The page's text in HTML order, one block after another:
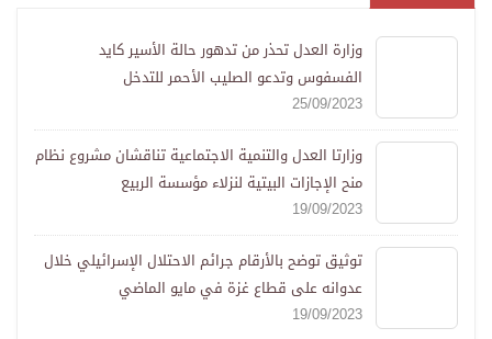
وزارة العدل تحذر من تدهور حالة الأسير كايد
الفسفوس وتدعو الصليب الأحمر للتدخل
25/09/2023
وزارتا العدل والتنمية الاجتماعية تناقشان مشروع نظام
منح الإجازات البيتية لنزلاء مؤسسة الربيع
19/09/2023
توثيق توضح بالأرقام جرائم الاحتلال الإسرائيلي خلال
عدوانه على قطاع غزة في مايو الماضي
19/09/2023